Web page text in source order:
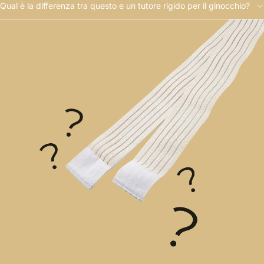
Qual è la differenza tra questo e un tutore rigido per il ginocchio?